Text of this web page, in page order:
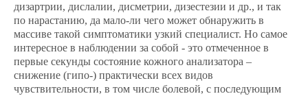
дизартрии, дислалии, дисметрии, дизестезии и др., и так
по нарастанию, да мало-ли чего может обнаружить в
массиве такой симптоматики узкий специалист. Но самое
интересное в наблюдении за собой - это отмеченное в
первые секунды состояние кожного анализатора –
снижение (гипо-) практически всех видов
чувствительности, в том числе болевой, с последующим